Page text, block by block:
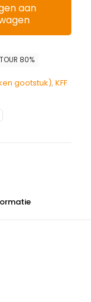
aan
gootstuk), KFF
80%